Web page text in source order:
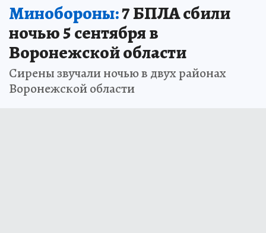
Минобороны:7 БПЛА сбили
ночью 5 сентября в
Воронежской области
Сирены звучали ночью в двух районах
Воронежской области